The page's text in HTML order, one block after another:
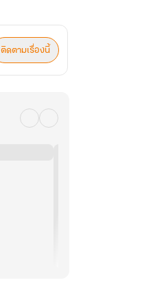
ติดตามเรื่องนี้